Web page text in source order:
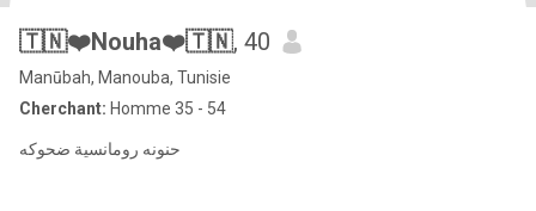
🇹🇳❤️Nouha❤️🇹🇳, 40
Manūbah, Manouba, Tunisie
Cherchant: Homme 35 - 54
حنونه رومانسية ضحوكه